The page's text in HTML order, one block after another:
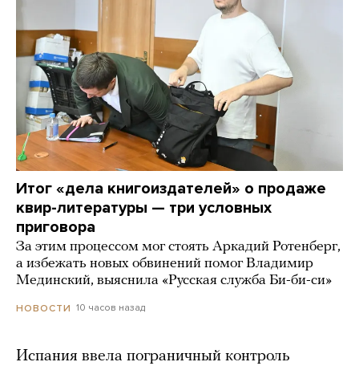
Итог «дела книгоиздателей» о продаже
квир-литературы — три условных
приговора
За этим процессом мог стоять Аркадий Ротенберг,
а избежать новых обвинений помог Владимир
Мединский, выяснила «Русская служба Би-би-си»
НОВОСТИ 10 часов назад
Испания ввела пограничный контроль